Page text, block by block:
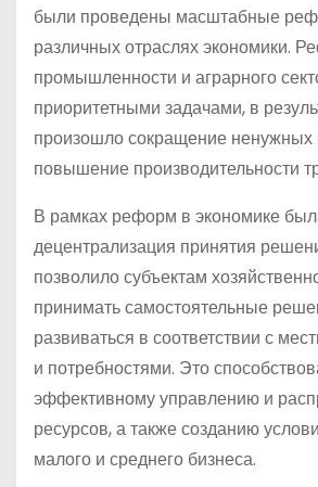
были проведены масштабные
различных отраслях экономики.
промышленности и аграрного
приоритетными задачами, в
произошло сокращение ненужных
повышение производительности
В рамках реформ в экономике
децентрализация принятия
позволило субъектам
принимать самостоятельные
развиваться в соответствии с
и потребностями. Это
эффективному управлению и
ресурсов, а также созданию
малого и среднего бизнеса.